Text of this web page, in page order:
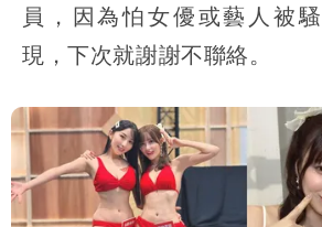
員，因為怕女優或藝人被
現，下次就謝謝不聯絡。